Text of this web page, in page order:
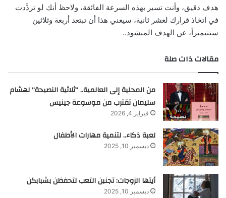
هدف دقيق، وأنت تسير بهذه السرعة الفائقة، ولاحظ أنك لو تردَّدت
في اتخاذ قرارك لعشر ثانية، سيعني هذا أن تبتعد أربعة وثلاثين
سنتيمتراً، عن الهدف المنشود..
مقالات ذات صلة
من المحلية إلى العالمية.. “ثلاثية النصيحة” لهشام
سليمان تقترب من موسوعة جينيس
فبراير 4, 2026
لعبة ذكاء.. لتنمية مهارات الأطفال
ديسمبر 10, 2025
أيتها الزوجات: تجنبن التعب لتحفظن بشبابكن
ديسمبر 10, 2025